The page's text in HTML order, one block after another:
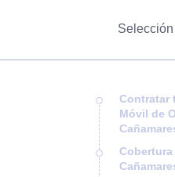
Contratar
Móvil de
Cobertura